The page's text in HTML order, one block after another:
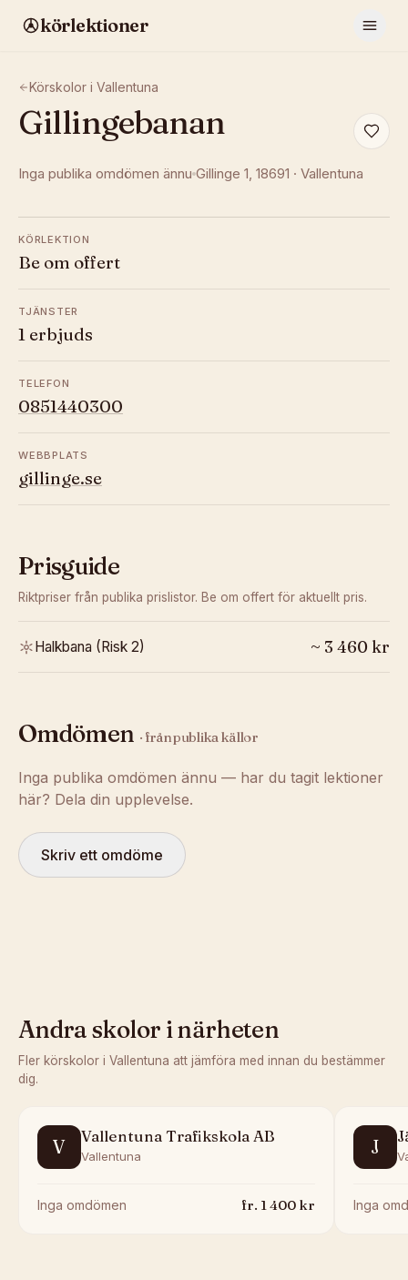
körlektioner
Körskolor i Vallentuna
Gillingebanan
Inga publika omdömen ännu Gillinge 1, 18691 · Vallentuna
KÖRLEKTION
Be om offert
TJÄNSTER
1 erbjuds
TELEFON
0851440300
WEBBPLATS
gillinge.se
Prisguide
Riktpriser från publika prislistor. Be om offert för aktuellt pris.
Halkbana (Risk 2) ~ 3 460 kr
Omdömen · från publika källor
Inga publika omdömen ännu — har du tagit lektioner
här? Dela din upplevelse.
Skriv ett omdöme
Andra skolor i närheten
Fler körskolor i Vallentuna att jämföra med innan du bestämmer
dig.
V Vallentuna Trafikskola AB
Vallentuna
Inga omdömen fr. 1 400kr
J
Inga